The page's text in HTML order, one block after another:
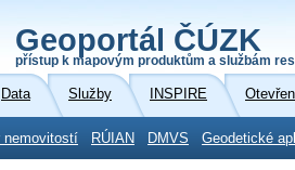
Geoportál ČÚZK
přístup k mapovým produktům a službám
Data Služby INSPIRE
nemovitostí RÚIAN DMVS Geodetické